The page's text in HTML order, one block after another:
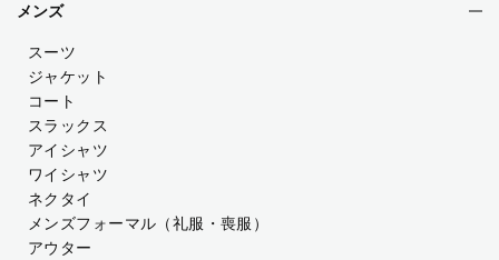
メンズ
スーツ
ジャケット
コート
スラックス
アイシャツ
ワイシャツ
ネクタイ
メンズフォーマル （礼服・喪服）
アウター